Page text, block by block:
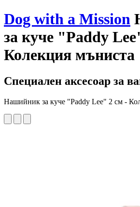
Dog with a Mission
за куче "Paddy
Колекция мъниста
Специален аксесоар за
Нашийник за куче "Paddy Lee" 2 см -